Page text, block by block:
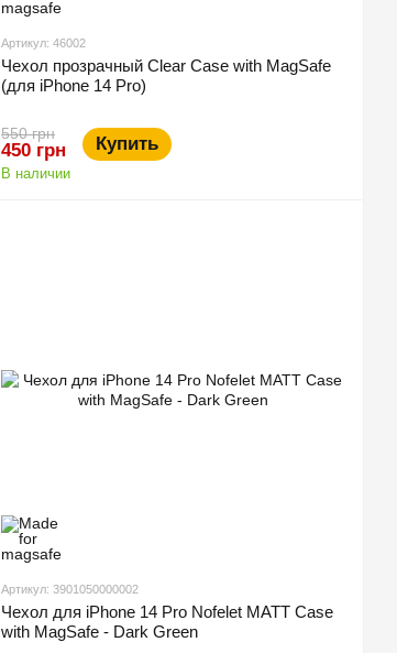
Артикул: 46002
Чехол прозрачный Clear Case with MagSafe
(для iPhone 14 Pro)
550 грн
450 грн Купить
В наличии
Артикул: 3901050000002
Чехол для iPhone 14 Pro Nofelet MATT Case
with MagSafe - Dark Green